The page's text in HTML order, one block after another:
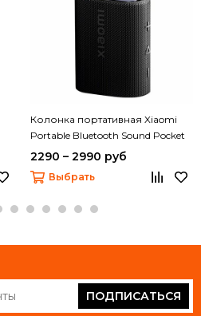
Колонка портативная Xiaomi
Portable Bluetooth Sound Pocket
(MDZ-37-DB)
2290 – 2990 руб
Выбрать
ПОДПИСАТЬСЯ